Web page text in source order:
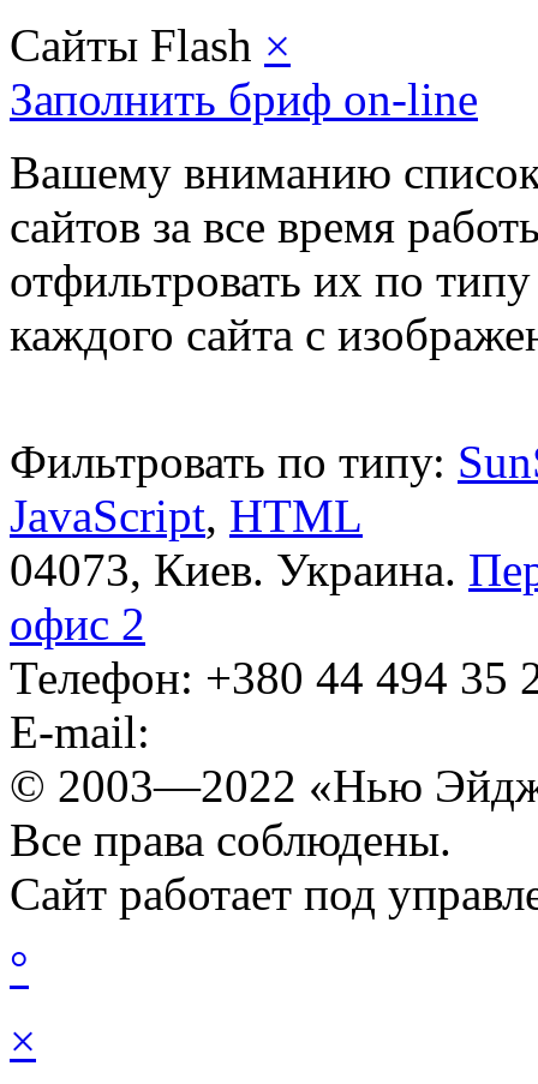
Сайты Flash ×
Заполнить бриф on-line
Вашему вниманию
сайтов за все время
отфильтровать их по
каждого сайта с
Фильтровать по типу:
JavaScript, HTML
04073, Киев. Украина.
офис 2
Телефон: +380 44 ‎494 35
E-mail:
© 2003—2022 «Нью
Все права соблюдены.
Сайт работает под
°
×